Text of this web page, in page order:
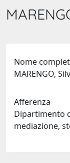
Nome
MARENGO,
Afferenza
Dipartimento
mediazione,